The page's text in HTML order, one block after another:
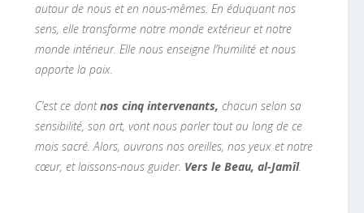
autour de nous et en nous-mêmes. En éduquant nos
sens, elle transforme notre monde extérieur et notre
monde intérieur. Elle nous enseigne l’humilité et nous
apporte la paix.
C’est ce dontnos cinq intervenants, chacun selon sa
sensibilité, son art, vont nous parler tout au long de ce
mois sacré. Alors, ouvrons nos oreilles, nos yeux et notre
cœur, et laissons-nous guider. Vers le Beau, al-Jamîl.